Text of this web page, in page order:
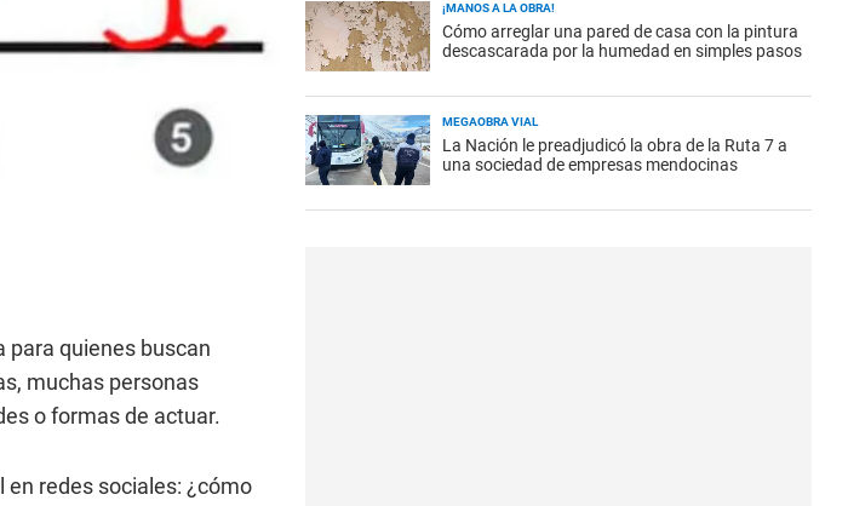
para quienes buscan
muchas personas
o formas de actuar.
en redes sociales: ¿cómo
¡MANOS A LA OBRA!
Cómo arreglar una pared de casa con la pintura
descascarada por la humedad en simples pasos
MEGAOBRA VIAL
La Nación le preadjudicó la obra de la Ruta 7 a
una sociedad de empresas mendocinas